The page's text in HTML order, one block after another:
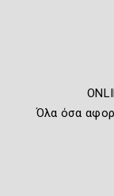
Όλα όσα